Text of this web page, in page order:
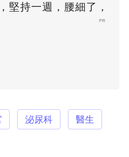
堅持一週，腰細了，
PR
泌尿科 醫生